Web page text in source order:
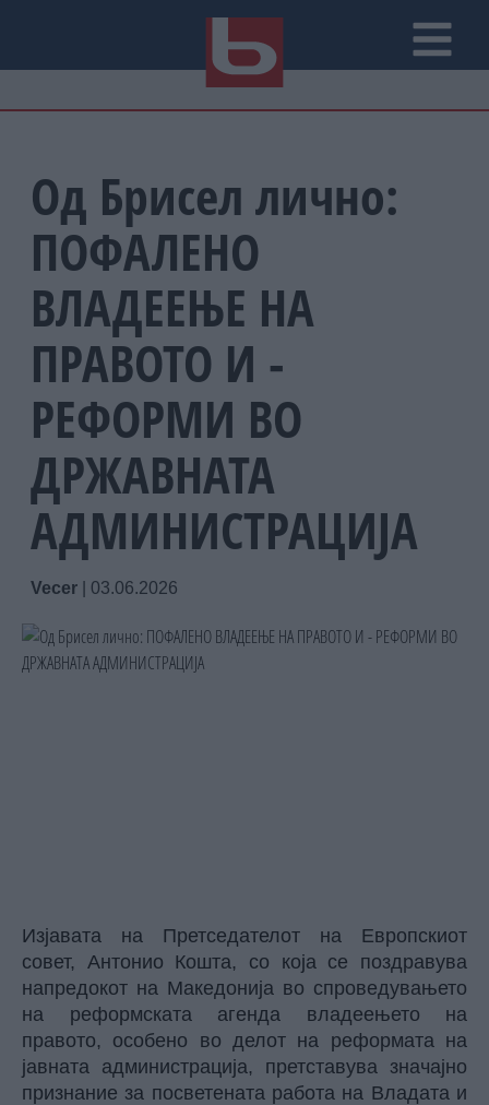
Од Брисел лично:
ПОФАЛЕНО
ВЛАДЕЕЊЕ НА
ПРАВОТО И -
РЕФОРМИ ВО
ДРЖАВНАТА
АДМИНИСТРАЦИЈА
Vecer 03.06.2026
Изјавата на Претседателот на Европскиот
совет, Антонио Кошта, со која се поздравува
напредокот на Македонија во спроведувањето
на реформската агенда владеењето на
правото, особено во делот на реформата на
јавната администрација, претставува значајно
признание за посветената работа на Владата и